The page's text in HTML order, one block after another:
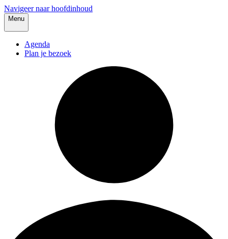
Navigeer naar hoofdinhoud
Menu
Agenda
Plan je bezoek